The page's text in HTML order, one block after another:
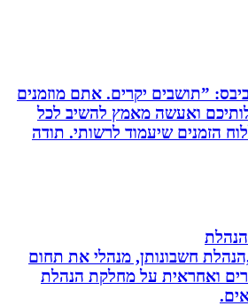
יקרים. אתם מוזמנים
ואעשה מאמץ להשיב לכל
שיעמוד לרשותי. תודה
חשבונותן, מנהלי את תחום
על מחלקת הנהלת